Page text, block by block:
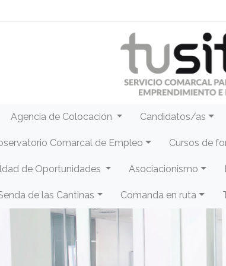
Agencia de Colocación Candidatos/as
Comarcal de Empleo Cursos de
de Oportunidades Asociacionismo
de las Cantinas Comanda en ruta